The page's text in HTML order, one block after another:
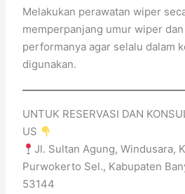
Melakukan perawatan wiper
memperpanjang umur wiper
performanya agar selalu dalam
digunakan.
UNTUK RESERVASI DAN
US
Jl. Sultan Agung, Windusara,
Purwokerto Sel., Kabupaten
53144